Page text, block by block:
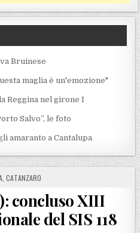
Bruinese
maglia è un'emozione"
Reggina nel girone I
Salvo”, le foto
amaranto a Cantalupa
CATANZARO
concluso XIII
del SIS 118